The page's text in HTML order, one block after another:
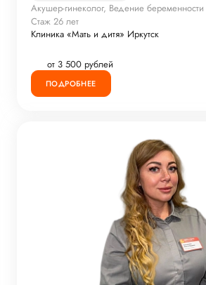
Акушер-гинеколог, Ведение беременности
Стаж 26 лет
Клиника «Мать и дитя» Иркутск
от 3 500 рублей
ПОДРОБНЕЕ